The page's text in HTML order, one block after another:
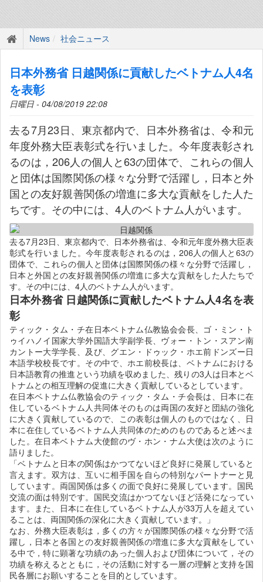
News 社会ニュース
日本外務省 日越関係に貢献したベトナム人4名
を表彰
日曜日 - 04/08/2019 22:08
去る7月23日、東京都内で、日本外務省は、令和元
年度外務大臣表彰式を行いました。今年度表彰され
るのは，206人の個人と63の団体で、これらの個人
と団体は国際関係の様々な分野で活躍し，日本と外
国との友好親善関係の増進に多大な貢献をした人た
ちです。その中には、4人のベトナム人がいます。
去る7月23日、東京都内で、日本外務省は、令和元年度外務大臣表
彰式を行いました。今年度表彰されるのは，206人の個人と63の
団体で、これらの個人と団体は国際関係の様々な分野で活躍し，
日本と外国との友好親善関係の増進に多大な貢献をした人たちで
す。その中には、4人のベトナム人がいます。
日本外務省 日越関係に貢献したベトナム人4名を表
彰
ティック・タム・チ在日本ベトナム仏教協会会長、ゴ・ミン・ト
ゥイハノイ国家大学外国語大学副学長、ヴォー・トン・スアン南
カントー大学学長、及び、グエン・ドゥック・ホエ前ドンズー日
本語学校校長です。その中で、ホエ前校長は、ベトナムにおける
日本語教育の推進という功績を収めました、残りの3人は日本とベ
トナムとの相互理解の促進に大きく貢献しているとしています。
在日本ベトナム仏教協会のティック・タム・チ会長は、日本に在
住しているベトナム人共同体そのものは両国の友好と団結の強化
に大きく貢献しているので、この表彰は個人のものではなく、日
本に在住しているベトナム人共同体のためのものであると述べま
した。在日本ベトナム大使館のヴ・ホン・ナム大使は次のように
語りました。
「ベトナムと日本の関係はかつてないほど良好に発展していると
言えます。双方は、互いに相手国を自らの特別なパートナーと見
しています。両国関係は多くの面で良好に発展しています。国民
交流の面は特別です。国民交流はかつてないほど活発になってい
ます。また、日本に在住しているベトナム人が33万人を超えてい
ることは、両国関係の深化に大きく貢献しています。」
なお、外務大臣表彰は，多くの方々が国際関係の様々な分野で活
躍し，日本と各国との友好親善関係の増進に多大な貢献をしてい
る中で，特に顕著な功績のあった個人および団体について，その
功績を称えるとともに，その活動に対する一層の理解と支持を国
民各層にお願いすることを目的としています。